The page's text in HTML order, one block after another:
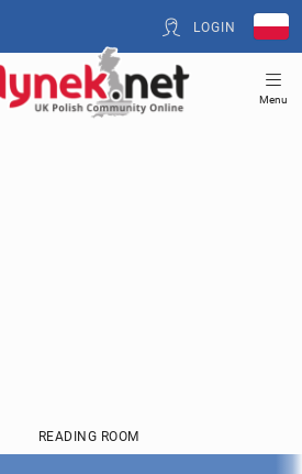
LOGIN
Menu
READING ROOM